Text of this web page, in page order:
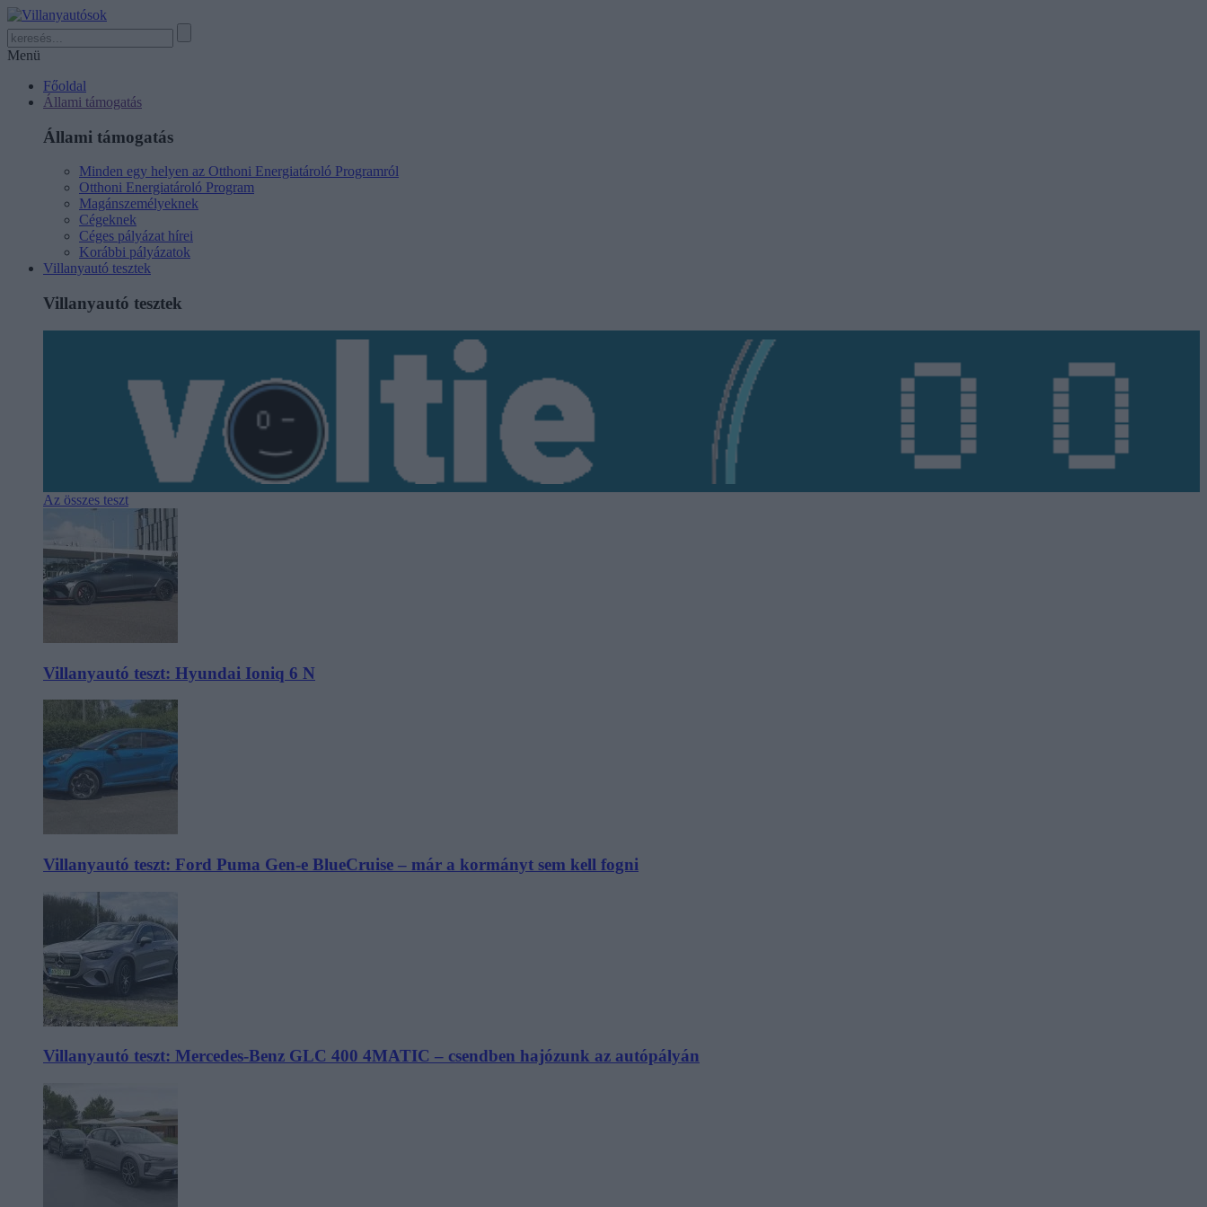
Menü
Főoldal
Állami támogatás
Állami támogatás
Minden egy helyen az Otthoni Energiatároló Programról
Otthoni Energiatároló Program
Magánszemélyeknek
Cégeknek
Céges pályázat hírei
Korábbi pályázatok
Villanyautó tesztek
Villanyautó tesztek
Az összes teszt
Villanyautó teszt: Hyundai Ioniq 6 N
Villanyautó teszt: Ford Puma Gen-e BlueCruise – már a kormányt sem kell fogni
Villanyautó teszt: Mercedes-Benz GLC 400 4MATIC – csendben hajózunk az autópályán